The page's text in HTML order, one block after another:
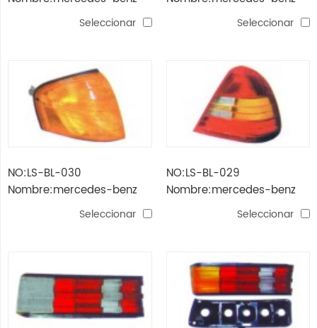
w202 '96 -'00 luz trasera n
Seleccionar
w202 '96 -'00 lámpara de
Seleccionar
NO:LS-BL-030
Nombre:mercedes-benz
w202 '94 -'96 lámpara de
Seleccionar
NO:LS-BL-029
Nombre:mercedes-benz
w202 '94 -'96 luz trasera
Seleccionar